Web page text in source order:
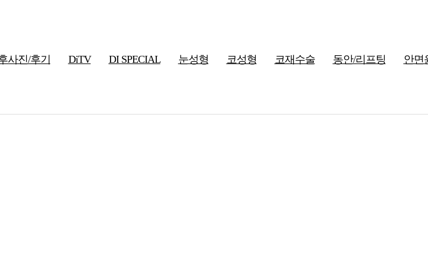
사진/후기 DiTV DI SPECIAL 눈성형 코성형 코재수술 동안/리프팅 안면